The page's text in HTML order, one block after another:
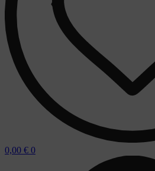
0,00 € 0